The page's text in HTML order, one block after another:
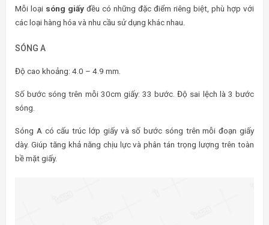
Mỗi loại sóng giấy đều có những đặc điểm riêng biệt, phù hợp với
các loại hàng hóa và nhu cầu sử dụng khác nhau.
SÓNG A
Độ cao khoảng: 4.0 – 4.9 mm.
Số bước sóng trên mỗi 30cm giấy: 33 bước. Độ sai lệch là 3 bước
sóng.
Sóng A có cấu trúc lớp giấy và số bước sóng trên mỗi đoạn giấy
dày. Giúp tăng khả năng chịu lực và phân tán trọng lượng trên toàn
bề mặt giấy.